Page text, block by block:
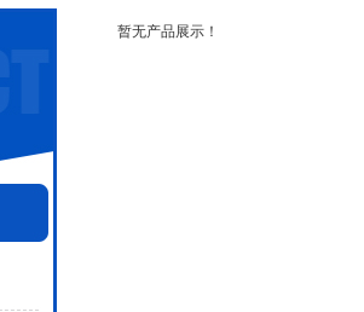
暂无产品展示！